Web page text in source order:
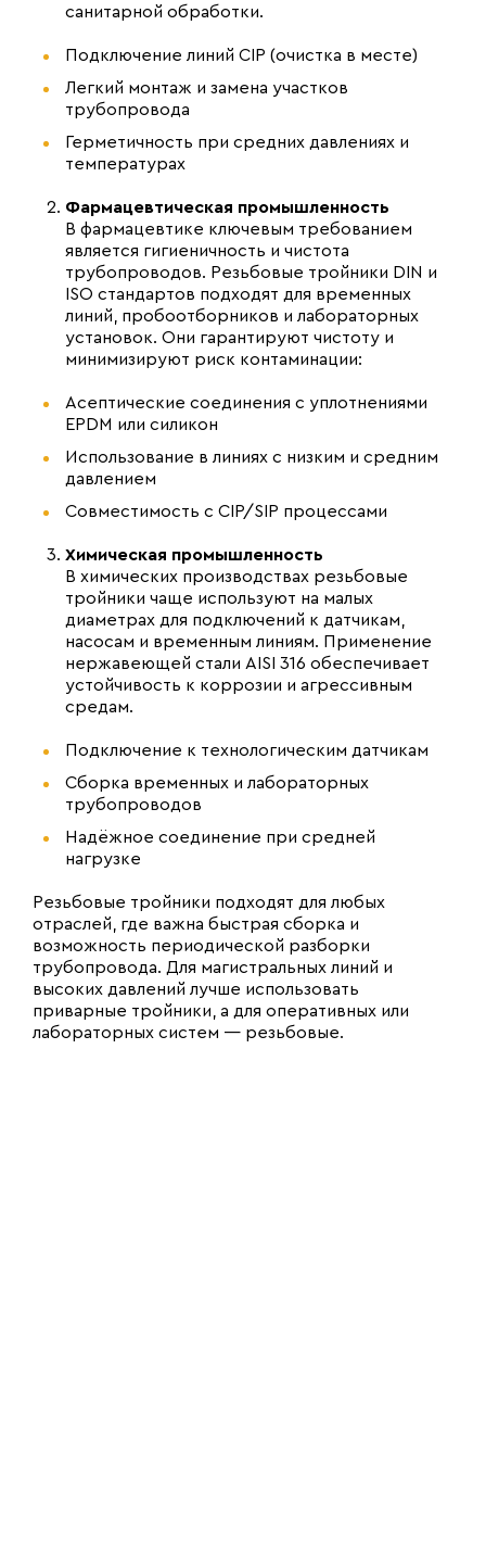
санитарной обработки.
Подключение линий CIP (очистка в месте)
Легкий монтаж и замена участков
трубопровода
Герметичность при средних давлениях и
температурах
Фармацевтическая промышленность
В фармацевтике ключевым требованием
является гигиеничность и чистота
трубопроводов. Резьбовые тройники DIN и
ISO стандартов подходят для временных
линий, пробоотборников и лабораторных
установок. Они гарантируют чистоту и
минимизируют риск контаминации:
Асептические соединения с уплотнениями
EPDM или силикон
Использование в линиях с низким и средним
давлением
Совместимость с CIP/SIP процессами
Химическая промышленность
В химических производствах резьбовые
тройники чаще используют на малых
диаметрах для подключений к датчикам,
насосам и временным линиям. Применение
нержавеющей стали AISI 316 обеспечивает
устойчивость к коррозии и агрессивным
средам.
Подключение к технологическим датчикам
Сборка временных и лабораторных
трубопроводов
Надёжное соединение при средней
нагрузке
Резьбовые тройники подходят для любых
отраслей, где важна быстрая сборка и
возможность периодической разборки
трубопровода. Для магистральных линий и
высоких давлений лучше использовать
приварные тройники, а для оперативных или
лабораторных систем — резьбовые.